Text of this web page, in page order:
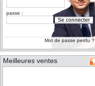
passe :
Mot de passe perdu ?
Meilleures ventes